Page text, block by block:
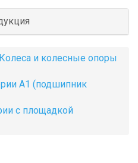
Колеса и колесные опоры
A1 (подшипник
с площадкой